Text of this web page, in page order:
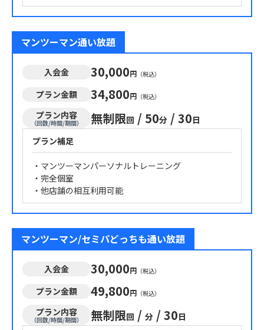
マンツーマン通い放題
入会金 30,000円 （税込）
プラン金額 34,800円 （税込）
プラン内容
（回数/時間/期間） 無制限回 / 50分 / 30日
プラン補足
・マンツーマンパーソナルトレーニング
・完全個室
・他店舗の相互利用可能
マンツーマン/セミパどっちも通い放題
入会金 30,000円 （税込）
プラン金額 49,800円 （税込）
プラン内容
（回数/時間/期間） 無制限回 / 分 / 30日